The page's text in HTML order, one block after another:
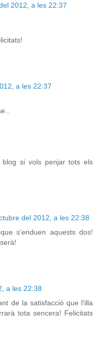
2012, a les 22:37
a les 22:37
si vols penjar tots els
del 2012, a les 22:38
s'enduen aquests dos!
a les 22:38
de la satisfacció que l'illa
tota sencera! Felicitats